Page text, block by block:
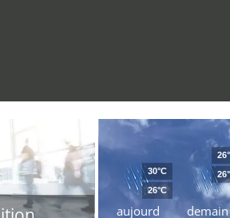
aujourd
30°C
26°C
demain